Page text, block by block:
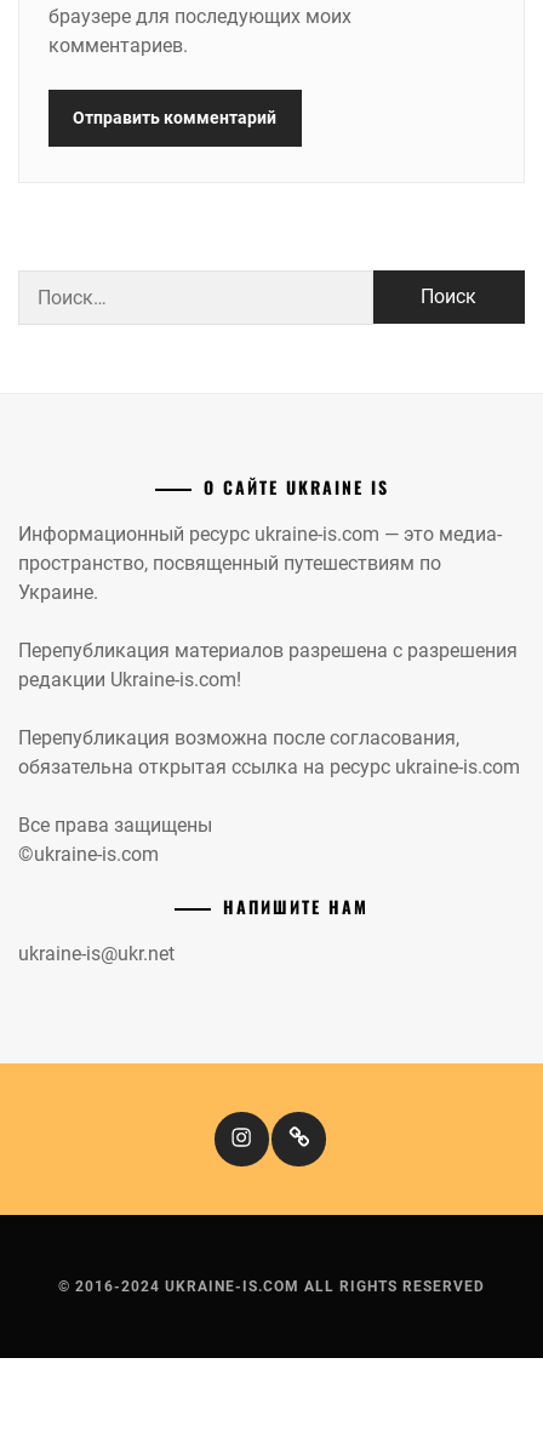
браузере для последующих моих
комментариев.
О САЙТЕ UKRAINE IS
Информационный ресурс ukraine-is.com — это медиа-
пространство, посвященный путешествиям по
Украине.
Перепубликация материалов разрешена с разрешения
редакции Ukraine-is.com!
Перепубликация возможна после согласования,
обязательна открытая ссылка на ресурс ukraine-is.com
Все права защищены
©ukraine-is.com
НАПИШИТЕ НАМ
ukraine-is@ukr.net
InstagramКіномандри
© 2016-2024 UKRAINE-IS.COM ALL RIGHTS RESERVED